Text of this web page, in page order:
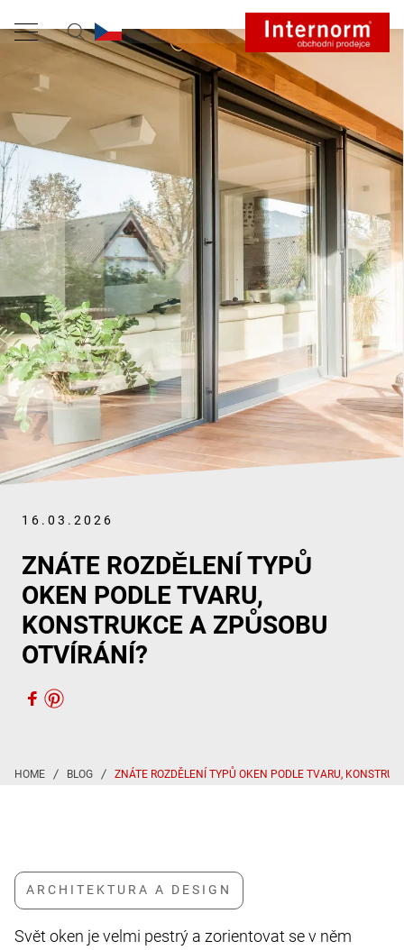
16.03.2026
ZNÁTE ROZDĚLENÍ TYPŮ
OKEN PODLE TVARU,
KONSTRUKCE A ZPŮSOBU
OTVÍRÁNÍ?
ZNÁTE ROZDĚLENÍ TYPŮ OKEN PODLE TVARU,
Svět oken je velmi pestrý a zorientovat se v něm